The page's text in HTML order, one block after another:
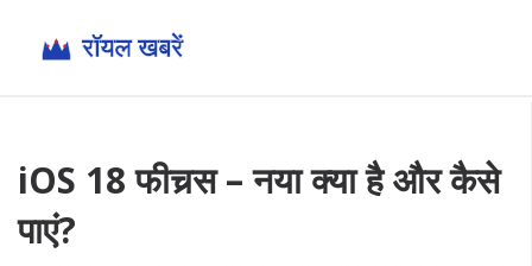
iOS 18 फीचर्‍स – नया क्या है और कैसे
पाएं?